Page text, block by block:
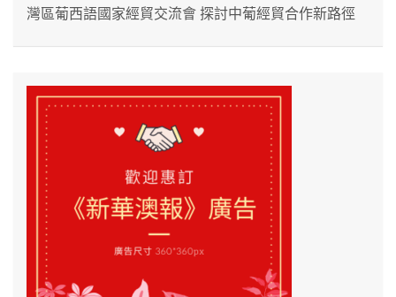
灣區葡西語國家經貿交流會 探討中葡經貿合作新路徑